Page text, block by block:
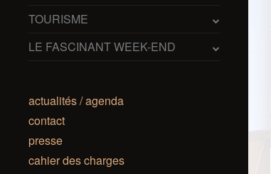
TOURISME
LE FASCINANT WEEK-END
actualités / agenda
contact
presse
cahier des charges